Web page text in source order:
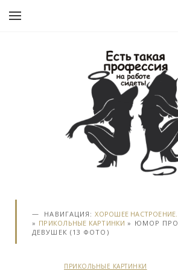
НАВИГАЦИЯ:ХОРОШЕЕ НАСТРОЕНИЕ.
» ПРИКОЛЬНЫЕ КАРТИНКИ » ЮМОР ПРО
ДЕВУШЕК (13 ФОТО)
ПРИКОЛЬНЫЕ КАРТИНКИ